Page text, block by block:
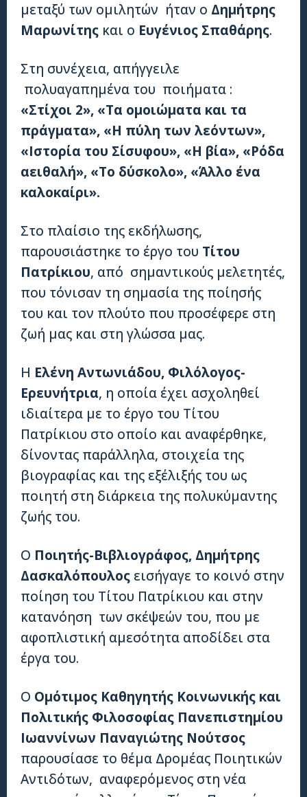
μεταξύ των ομιλητών ήταν ο Δημήτρης
Μαρωνίτης και ο Ευγένιος Σπαθάρης.
Στη συνέχεια, απήγγειλε
πολυαγαπημένα του ποιήματα :
«Στίχοι 2», «Τα ομοιώματα και τα
πράγματα», «Η πύλη των λεόντων»,
«Ιστορία του Σίσυφου», «Η βία», «Ρόδα
αειθαλή», «Το δύσκολο», «Άλλο ένα
καλοκαίρι».
Στο πλαίσιο της εκδήλωσης,
παρουσιάστηκε το έργο του Τίτου
Πατρίκιου, από σημαντικούς μελετητές,
που τόνισαν τη σημασία της ποίησής
του και τον πλούτο που προσέφερε στη
ζωή μας και στη γλώσσα μας.
Η Ελένη Αντωνιάδου, Φιλόλογος-
Ερευνήτρια, η οποία έχει ασχοληθεί
ιδιαίτερα με το έργο του Τίτου
Πατρίκιου στο οποίο και αναφέρθηκε,
δίνοντας παράλληλα, στοιχεία της
βιογραφίας και της εξέλιξής του ως
ποιητή στη διάρκεια της πολυκύμαντης
ζωής του.
Ο Ποιητής-Βιβλιογράφος, Δημήτρης
Δασκαλόπουλος εισήγαγε το κοινό στην
ποίηση του Τίτου Πατρίκιου και στην
κατανόηση των σκέψεών του, που με
αφοπλιστική αμεσότητα αποδίδει στα
έργα του.
Ο Ομότιμος Καθηγητής Κοινωνικής και
Πολιτικής Φιλοσοφίας Πανεπιστημίου
Ιωαννίνων Παναγιώτης Νούτσος
παρουσίασε το θέμα Δρομέας Ποιητικών
Αντιδότων, αναφερόμενος στη νέα